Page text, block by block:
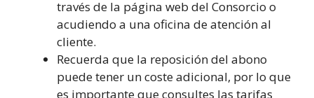
través de la página web del Consorcio o
acudiendo a una oficina de atención al
cliente.
Recuerda que la reposición del abono
puede tener un coste adicional, por lo que
es importante que consultes las tarifas